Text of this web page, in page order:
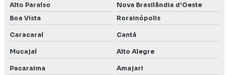
Alto Paraíso
Nova Brasilândia d'Oeste
Boa Vista
Rorainópolis
Caracaraí Cantá
Mucajaí Alto Alegre
Pacaraima Amajari